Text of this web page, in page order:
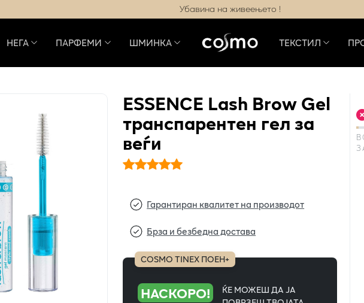
Убавина на живеењето !
НЕГА ПАРФЕМИ ШМИНКА ТЕКСТИЛ
ESSENCE Lash Brow Gel
транспарентен гел за
веѓи
Гарантиран квалитет на производот
Брза и безбедна достава
COSMO TINEX ПОЕН+
НАСКОРО!
ЌЕ МОЖЕШ ДА ЈА